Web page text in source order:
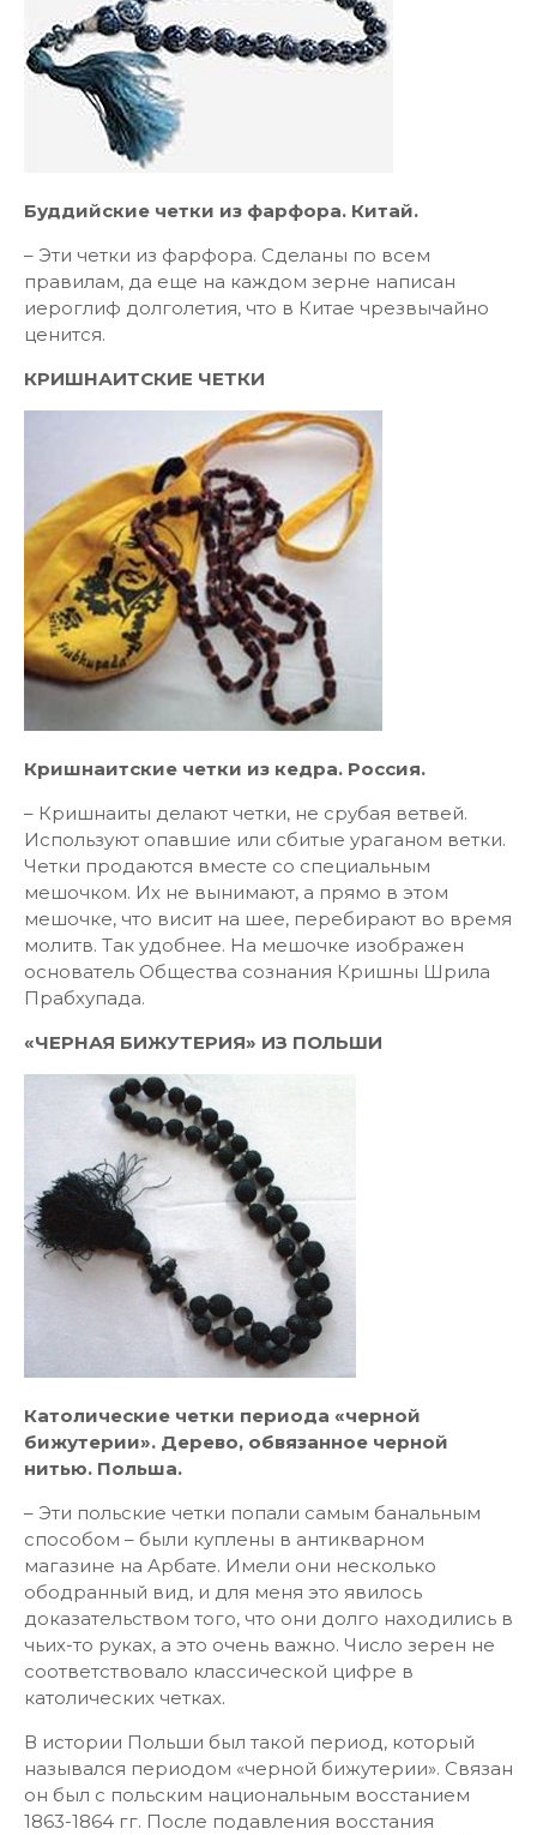
Буддийские четки из фарфора. Китай.
– Эти четки из фарфора. Сделаны по всем
правилам, да еще на каждом зерне написан
иероглиф долголетия, что в Китае чрезвычайно
ценится.
КРИШНАИТСКИЕ ЧЕТКИ
Кришнаитские четки из кедра. Россия.
– Кришнаиты делают четки, не срубая ветвей.
Используют опавшие или сбитые ураганом ветки.
Четки продаются вместе со специальным
мешочком. Их не вынимают, а прямо в этом
мешочке, что висит на шее, перебирают во время
молитв. Так удобнее. На мешочке изображен
основатель Общества сознания Кришны Шрила
Прабхупада.
«ЧЕРНАЯ БИЖУТЕРИЯ» ИЗ ПОЛЬШИ
Католические четки периода «черной
бижутерии». Дерево, обвязанное черной
нитью. Польша.
– Эти польские четки попали самым банальным
способом – были куплены в антикварном
магазине на Арбате. Имели они несколько
ободранный вид, и для меня это явилось
доказательством того, что они долго находились в
чьих-то руках, а это очень важно. Число зерен не
соответствовало классической цифре в
католических четках.
В истории Польши был такой период, который
назывался периодом «черной бижутерии». Связан
он был с польским национальным восстанием
1863-1864 гг. После подавления восстания